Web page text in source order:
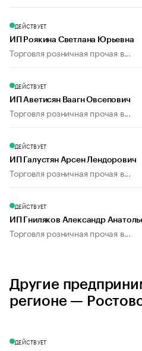
ДЕЙСТВУЕТ
ИП Роякина Светлана Юрьевна
Торговля розничная прочая в...
ДЕЙСТВУЕТ
ИП Аветисян Ваагн Овсепович
Торговля розничная прочая в...
ДЕЙСТВУЕТ
ИП Галустян Арсен Лендорович
Торговля розничная прочая в...
ДЕЙСТВУЕТ
ИП Гниляков Александр
Торговля розничная прочая в...
Другие
регионе —
ДЕЙСТВУЕТ